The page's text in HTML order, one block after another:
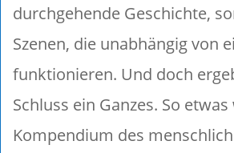
durchgehende Geschichte,
Szenen, die unabhängig von
funktionieren. Und doch
Schluss ein Ganzes. So
Kompendium des